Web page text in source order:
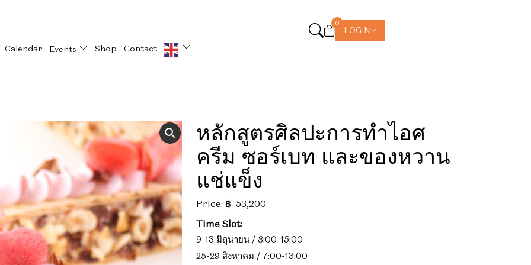
Calendar Events Shop Contact
0
LOGIN
หลักสูตรศิลปะการทำไอศ
ครีม ซอร์เบท และของหวาน
แช่แข็ง
Price: ฿ 53,200
Time Slot:
9-13 มิถุนายน / 8:00-15:00
25-29 สิงหาคม / 7:00-13:00